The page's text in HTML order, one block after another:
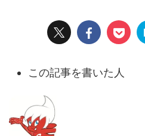
この記事を書いた人